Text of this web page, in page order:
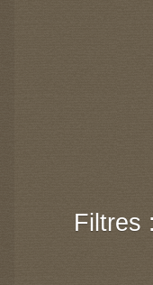
Filtres